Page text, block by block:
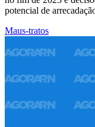
potencial de
Maus-tratos